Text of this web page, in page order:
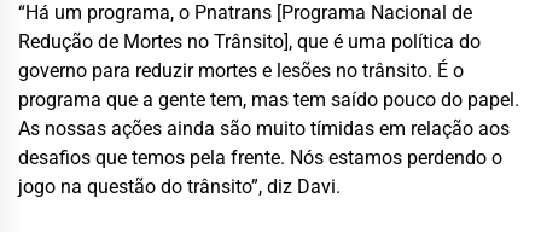
“Há um programa, o Pnatrans [Programa Nacional de
Redução de Mortes no Trânsito], que é uma política do
governo para reduzir mortes e lesões no trânsito. É o
programa que a gente tem, mas tem saído pouco do papel.
As nossas ações ainda são muito tímidas em relação aos
desafios que temos pela frente. Nós estamos perdendo o
jogo na questão do trânsito”, diz Davi.